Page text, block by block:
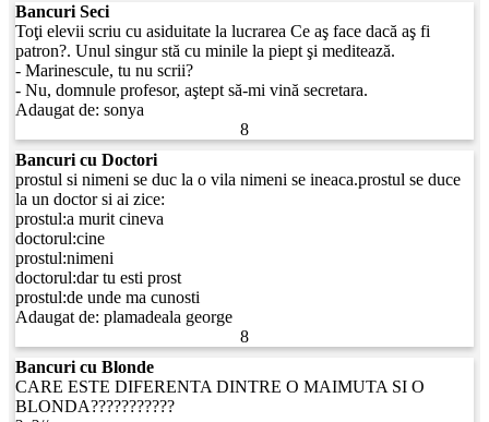
Bancuri Seci
Toţi elevii scriu cu asiduitate la lucrarea Ce aş face dacă aş fi
patron?. Unul singur stă cu minile la piept şi meditează.
- Marinescule, tu nu scrii?
- Nu, domnule profesor, aştept să-mi vină secretara.
Adaugat de:sonya
8
Bancuri cu Doctori
prostul si nimeni se duc la o vila nimeni se ineaca.prostul se duce
la un doctor si ai zice:
prostul:a murit cineva
doctorul:cine
prostul:nimeni
doctorul:dar tu esti prost
prostul:de unde ma cunosti
Adaugat de:plamadeala george
8
Bancuri cu Blonde
CARE ESTE DIFERENTA DINTRE O MAIMUTA SI O
BLONDA???????????